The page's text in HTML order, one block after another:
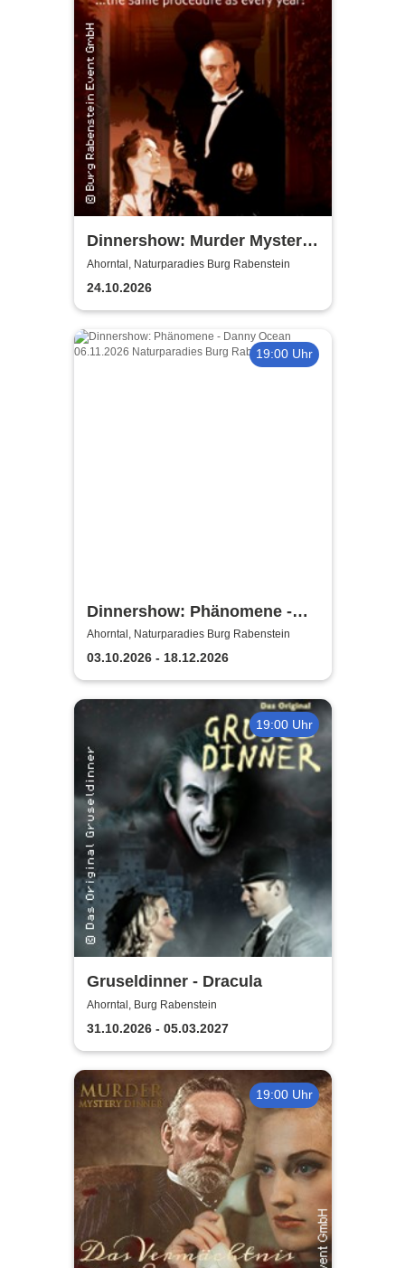
Dinnershow: Murder Mystery
Dinner - Murder for Fun
Ahorntal, Naturparadies Burg Rabenstein
24.10.2026
19:00 Uhr
Dinnershow: Phänomene -
Danny Ocean
Ahorntal, Naturparadies Burg Rabenstein
03.10.2026 - 18.12.2026
19:00 Uhr
Gruseldinner - Dracula
Ahorntal, Burg Rabenstein
31.10.2026 - 05.03.2027
19:00 Uhr